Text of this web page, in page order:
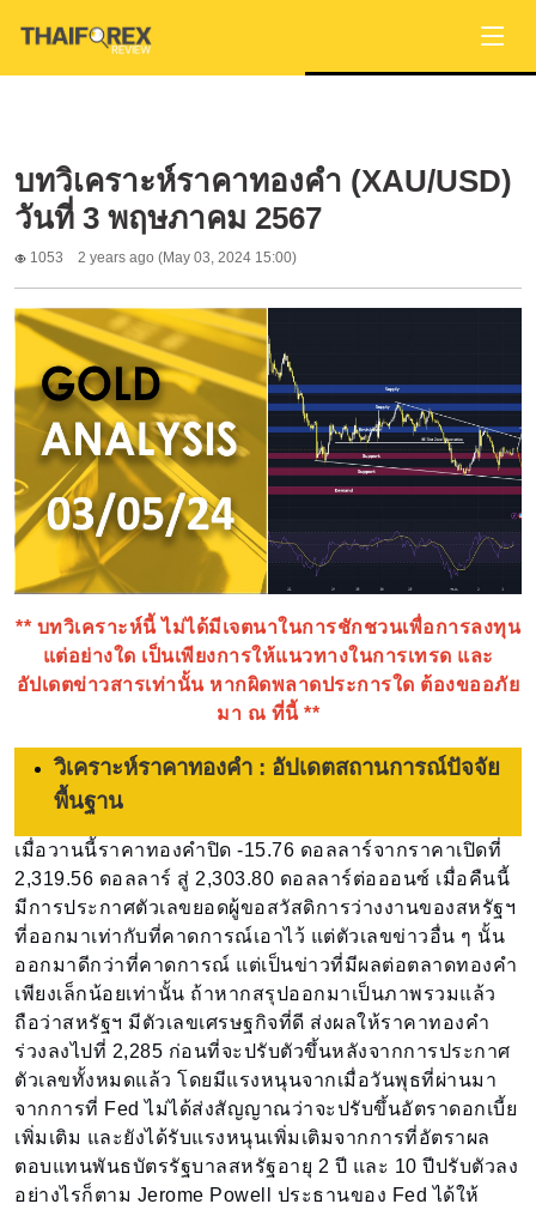
บทวิเคราะห์ราคาทองคำ (XAU/USD)
วันที่ 3 พฤษภาคม 2567
1053 2 years ago (May 03, 2024 15:00)
** บทวิเคราะห์นี้ ไม่ได้มีเจตนาในการชักชวนเพื่อการลงทุน
แต่อย่างใด เป็นเพียงการให้แนวทางในการเทรด และ
อัปเดตข่าวสารเท่านั้น หากผิดพลาดประการใด ต้องขออภัย
มา ณ ที่นี้ **
วิเคราะห์ราคาทองคำ : อัปเดตสถานการณ์ปัจจัย
พื้นฐาน
เมื่อวานนี้ราคาทองคำปิด -15.76 ดอลลาร์จากราคาเปิดที่
2,319.56 ดอลลาร์ สู่ 2,303.80 ดอลลาร์ต่อออนซ์ เมื่อคืนนี้
มีการประกาศตัวเลขยอดผู้ขอสวัสดิการว่างงานของสหรัฐฯ
ที่ออกมาเท่ากับที่คาดการณ์เอาไว้ แต่ตัวเลขข่าวอื่น ๆ นั้น
ออกมาดีกว่าที่คาดการณ์ แต่เป็นข่าวที่มีผลต่อตลาดทองคำ
เพียงเล็กน้อยเท่านั้น ถ้าหากสรุปออกมาเป็นภาพรวมแล้ว
ถือว่าสหรัฐฯ มีตัวเลขเศรษฐกิจที่ดี ส่งผลให้ราคาทองคำ
ร่วงลงไปที่ 2,285 ก่อนที่จะปรับตัวขึ้นหลังจากการประกาศ
ตัวเลขทั้งหมดแล้ว โดยมีแรงหนุนจากเมื่อวันพุธที่ผ่านมา
จากการที่ Fed ไม่ได้ส่งสัญญาณว่าจะปรับขึ้นอัตราดอกเบี้ย
เพิ่มเติม และยังได้รับแรงหนุนเพิ่มเติมจากการที่อัตราผล
ตอบแทนพันธบัตรรัฐบาลสหรัฐอายุ 2 ปี และ 10 ปีปรับตัวลง
อย่างไรก็ตาม Jerome Powell ประธานของ Fed ได้ให้